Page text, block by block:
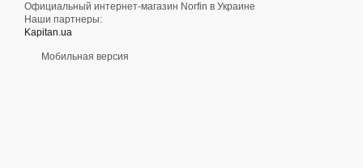
Официальный интернет-магазин Norfin в Украине
Наши партнеры:
Kapitan.ua
Мобильная версия